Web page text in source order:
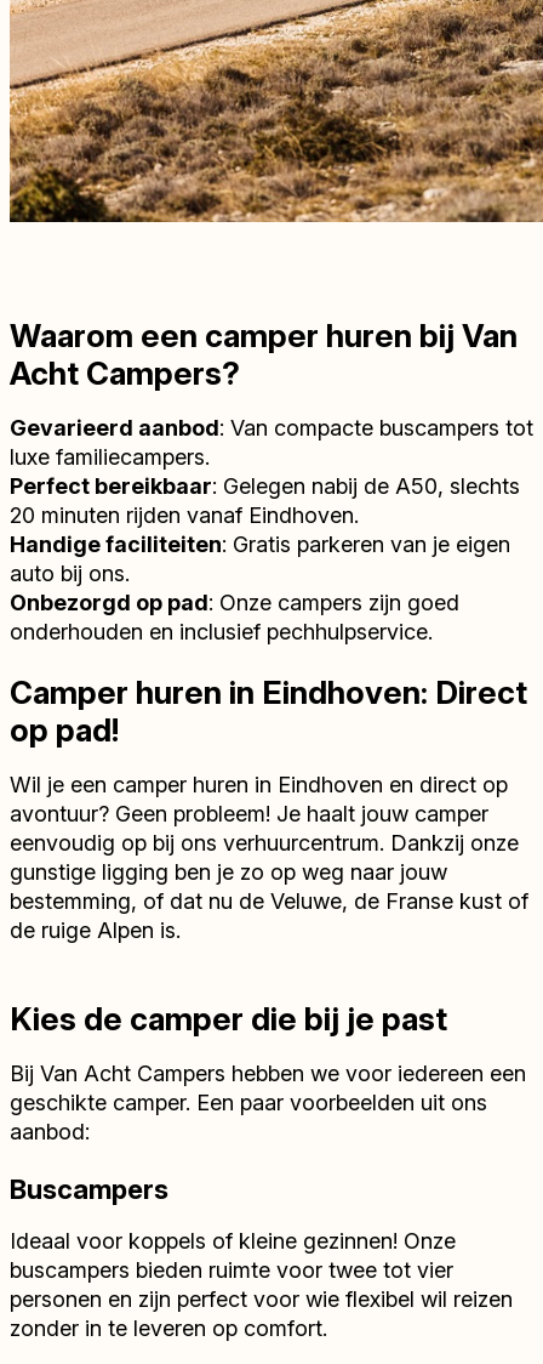
Waarom een camper huren bij Van
Acht Campers?
Gevarieerd aanbod: Van compacte buscampers tot
luxe familiecampers.
Perfect bereikbaar: Gelegen nabij de A50, slechts
20 minuten rijden vanaf Eindhoven.
Handige faciliteiten: Gratis parkeren van je eigen
auto bij ons.
Onbezorgd op pad: Onze campers zijn goed
onderhouden en inclusief pechhulpservice.
Camper huren in Eindhoven: Direct
op pad!
Wil je een camper huren in Eindhoven en direct op
avontuur? Geen probleem! Je haalt jouw camper
eenvoudig op bij ons verhuurcentrum. Dankzij onze
gunstige ligging ben je zo op weg naar jouw
bestemming, of dat nu de Veluwe, de Franse kust of
de ruige Alpen is.
Kies de camper die bij je past
Bij Van Acht Campers hebben we voor iedereen een
geschikte camper. Een paar voorbeelden uit ons
aanbod:
Buscampers
Ideaal voor koppels of kleine gezinnen! Onze
buscampers bieden ruimte voor twee tot vier
personen en zijn perfect voor wie flexibel wil reizen
zonder in te leveren op comfort.